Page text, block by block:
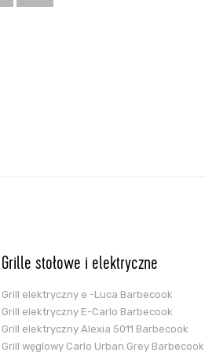
Grille stołowe i elektryczne
Grill elektryczny e -Luca Barbecook
Grill elektryczny E-Carlo Barbecook
Grill elektryczny Alexia 5011 Barbecook
Grill węglowy Carlo Urban Grey Barbecook